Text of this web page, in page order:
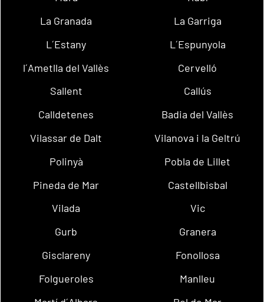
La Granada
La Garriga
L´Estany
L´Espunyola
l´Ametlla del Vallès
Cervelló
Sallent
Callús
Calldetenes
Badia del Vallès
Vilassar de Dalt
Vilanova i la Geltrú
Polinyà
Pobla de Lillet
Pineda de Mar
Castellbisbal
Vilada
Vic
Gurb
Granera
Gisclareny
Fonollosa
Folgueroles
Manlleu